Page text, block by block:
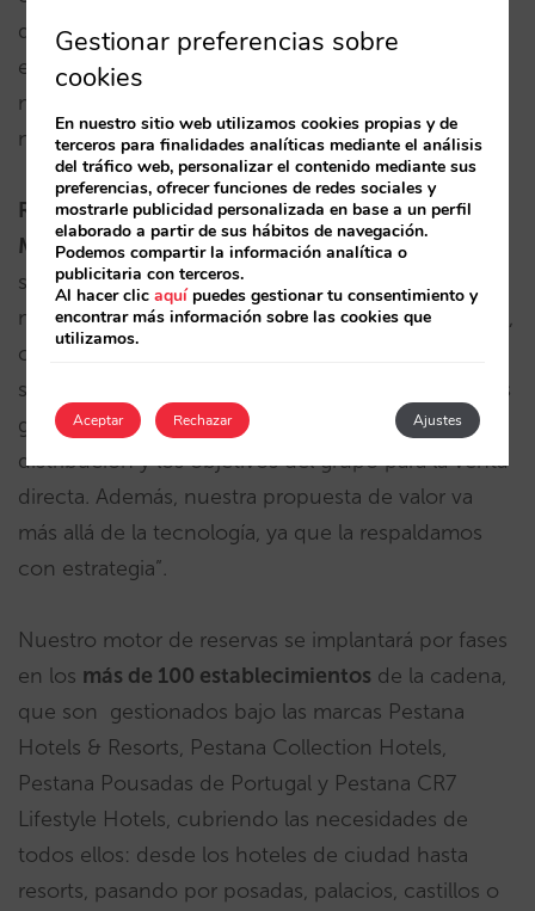
demostrado ser una plataforma muy estable, que
evoluciona en línea con las mejores prácticas del
mercado y, al mismo tiempo, se adapta a nuestras
necesidades específicas”.
Rui Maria,Country Manager para Portugal de
Mirai, añade que “Es un orgullo para Mirai haber
sido seleccionado entre todas las opciones de
motor de reservas evaluadas por el Grupo Pestana,
concluyendo que nuestro motor es el que mejor
se adapta a sus necesidades y asegura las mayores
garantías para alinearse con sus retos de
distribución y los objetivos del grupo para la venta
directa. Además, nuestra propuesta de valor va
más allá de la tecnología, ya que la respaldamos
con estrategia”.
Nuestro motor de reservas se implantará por fases
en los más de 100 establecimientos de la cadena,
que son gestionados bajo las marcas Pestana
Hotels & Resorts, Pestana Collection Hotels,
Pestana Pousadas de Portugal y Pestana CR7
Lifestyle Hotels, cubriendo las necesidades de
todos ellos: desde los hoteles de ciudad hasta
resorts, pasando por posadas, palacios, castillos o
Gestionar preferencias sobre
cookies
En nuestro sitio web utilizamos cookies propias y de
terceros para finalidades analíticas mediante el análisis
del tráfico web, personalizar el contenido mediante sus
preferencias, ofrecer funciones de redes sociales y
mostrarle publicidad personalizada en base a un perfil
elaborado a partir de sus hábitos de navegación.
Podemos compartir la información analítica o
publicitaria con terceros.
Al hacer clicaquípuedes gestionar tu consentimiento y
encontrar más información sobre las cookies que
utilizamos.
Aceptar Ajustes
Rechazar